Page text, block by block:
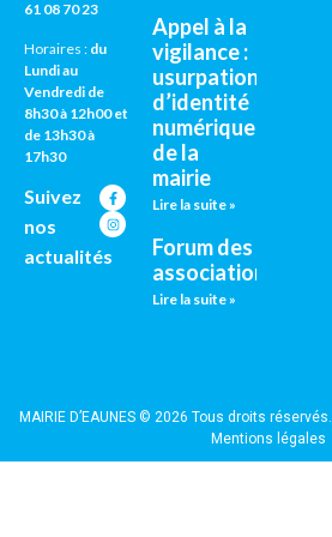
61 08 70 23
Horaires : du
Lundi au
Vendredi de
8h30 à 12h00 et
de 13h30 à
17h30
Suivez
nos
actualités
Appel à la
vigilance :
usurpation
d’identité
numérique
de la
mairie
Lire la suite »
Forum des
associations
Lire la suite »
MAIRIE D’EAUNES © 2026 Tous droits réservés.
Mentions légales